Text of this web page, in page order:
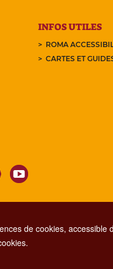
INFOS UTILES
ROMA
CARTES ET
de cookies, accessible